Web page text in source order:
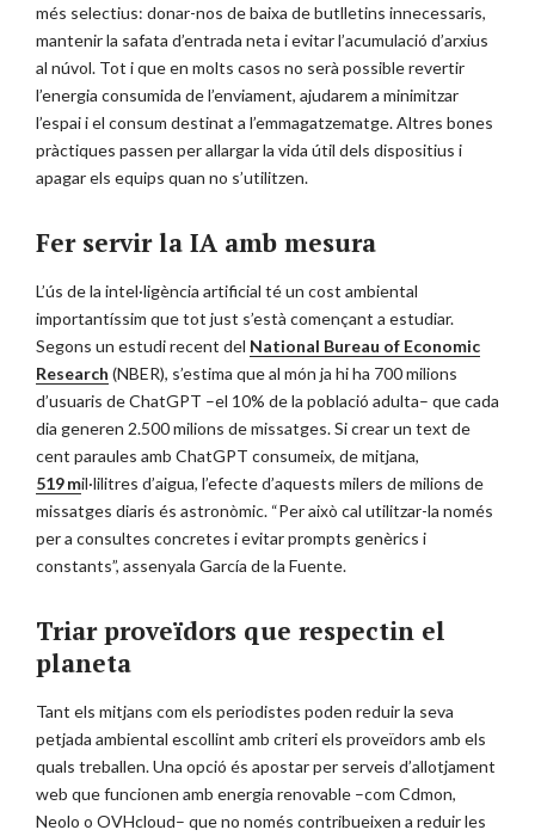
més selectius: donar-nos de baixa de butlletins innecessaris,
mantenir la safata d’entrada neta i evitar l’acumulació d’arxius
al núvol. Tot i que en molts casos no serà possible revertir
l’energia consumida de l’enviament, ajudarem a minimitzar
l’espai i el consum destinat a l’emmagatzematge. Altres bones
pràctiques passen per allargar la vida útil dels dispositius i
apagar els equips quan no s’utilitzen.
Fer servir la IA amb mesura
L’ús de la intel·ligència artificial té un cost ambiental
importantíssim que tot just s’està començant a estudiar.
Segons un estudi recent del National Bureau of Economic
Research (NBER), s’estima que al món ja hi ha 700 milions
d’usuaris de ChatGPT –el 10% de la població adulta– que cada
dia generen 2.500 milions de missatges. Si crear un text de
cent paraules amb ChatGPT consumeix, de mitjana,
519 mil·lilitres d’aigua, l’efecte d’aquests milers de milions de
missatges diaris és astronòmic. “Per això cal utilitzar-la només
per a consultes concretes i evitar prompts genèrics i
constants”, assenyala García de la Fuente.
Triar proveïdors que respectin el
planeta
Tant els mitjans com els periodistes poden reduir la seva
petjada ambiental escollint amb criteri els proveïdors amb els
quals treballen. Una opció és apostar per serveis d’allotjament
web que funcionen amb energia renovable –com Cdmon,
Neolo o OVHcloud– que no només contribueixen a reduir les